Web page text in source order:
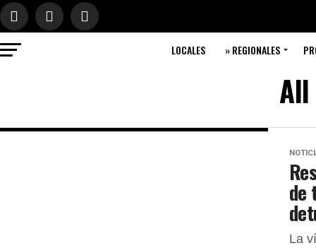
LOCALES » REGIONALES
de
La